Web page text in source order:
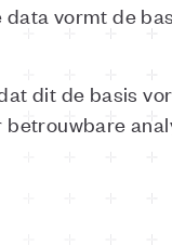
vormt de
dit de basis